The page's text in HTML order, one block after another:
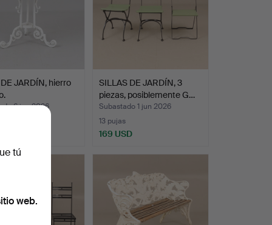
JARDÍN, hierro
6 jun 2026
SILLAS DE JARDÍN, 3
piezas, posiblemente G…
Subastado 1 jun 2026
13 pujas
169 USD
tú
web.